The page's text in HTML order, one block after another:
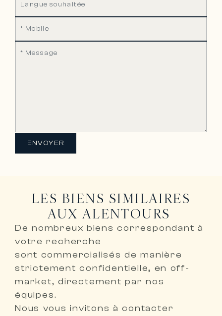
ENVOYER
LES BIENS SIMILAIRES
AUX ALENTOURS
De nombreux biens correspondant à
votre recherche
sont commercialisés de manière
strictement confidentielle, en off-
market, directement par nos
équipes.
Nous vous invitons àcontacter